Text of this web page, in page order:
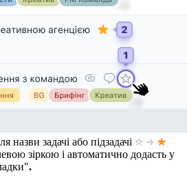
назви задачі або підзадачі
зіркою і автоматично додасть у
.